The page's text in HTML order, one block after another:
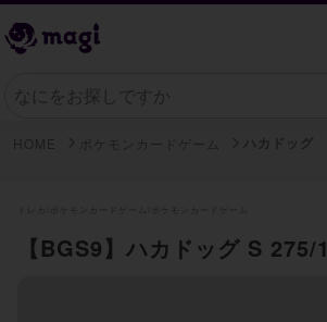
【BGS9】ハカドッグ S 275/